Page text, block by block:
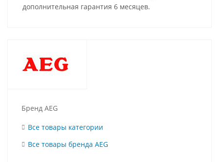
дополнительная гарантия 6 месяцев.
Бренд AEG
Все товары категории
Все товары бренда AEG